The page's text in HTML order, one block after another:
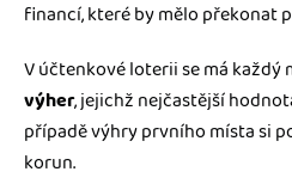
financí, které by mělo překonat
V účtenkové loterii se má každý
výher, jejichž nejčastější
případě výhry prvního místa si
korun.